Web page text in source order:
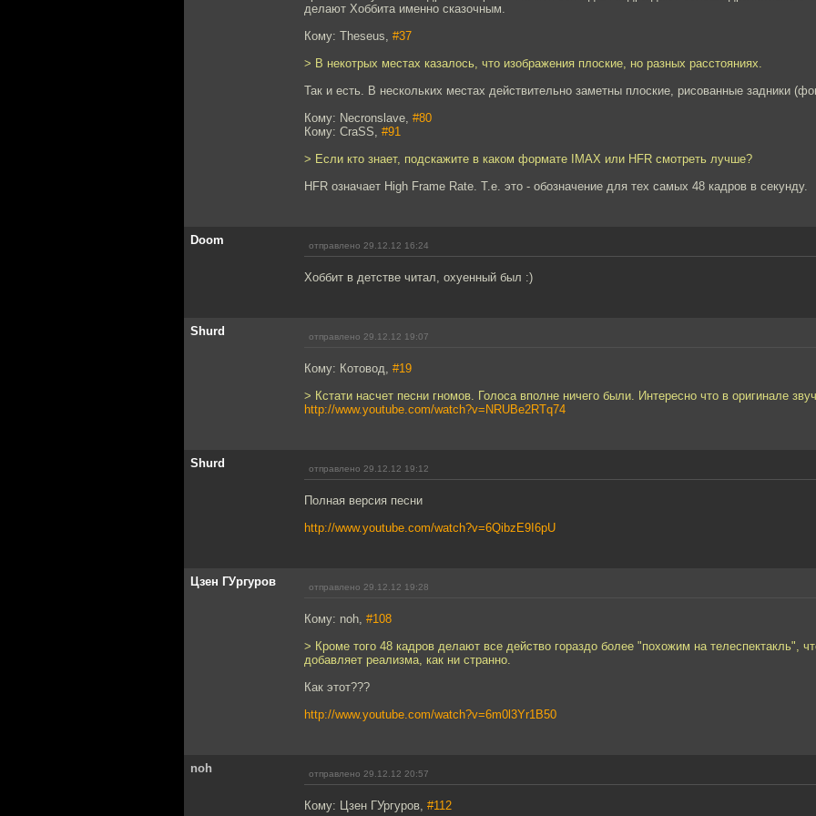
делают Хоббита именно сказочным.
Кому: Theseus, #37
> В некотрых местах казалось, что изображения плоские, но разных расстояниях.
Так и есть. В нескольких местах действительно заметны плоские, рисованные задники
Кому: Necronslave, #80
Кому: CraSS, #91
> Если кто знает, подскажите в каком формате IMAX или HFR смотреть лучше?
HFR означает High Frame Rate. Т.е. это - обозначение для тех самых 48 кадров в секунду.
Doom отправлено 29.12.12 16:24
Хоббит в детстве читал, охуенный был :)
Shurd отправлено 29.12.12 19:07
Кому: Котовод, #19
> Кстати насчет песни гномов. Голоса вполне ничего были. Интересно что в оригинале
http://www.youtube.com/watch?v=NRUBe2RTq74
Shurd отправлено 29.12.12 19:12
Полная версия песни
http://www.youtube.com/watch?v=6QibzE9I6pU
Цзен ГУргуров отправлено 29.12.12 19:28
Кому: noh, #108
> Кроме того 48 кадров делают все действо гораздо более "похожим на телеспектакль",
добавляет реализма, как ни странно.
Как этот???
http://www.youtube.com/watch?v=6m0l3Yr1B50
noh отправлено 29.12.12 20:57
Кому: Цзен ГУргуров, #112